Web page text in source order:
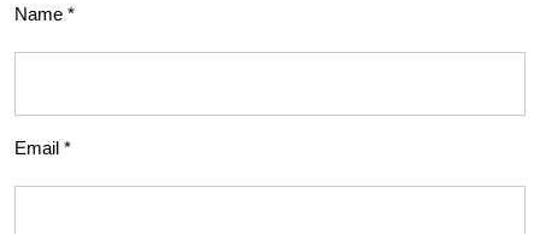
Name *
Email *